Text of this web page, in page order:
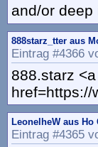
and/or
888starz_tter aus
Eintrag #4366
888.starz <a
href=https://
LeonelheW aus
Eintrag #4365